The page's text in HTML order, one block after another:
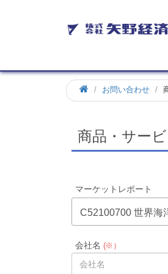
矢
野
研
究
所
お問い合わせ
商品・サー
マーケットレポート
C52100700 世界海
会社名 (※）